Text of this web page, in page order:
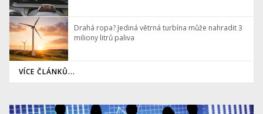
Drahá ropa? Jediná větrná turbína může nahradit 3
miliony litrů paliva
VÍCE ČLÁNKŮ...